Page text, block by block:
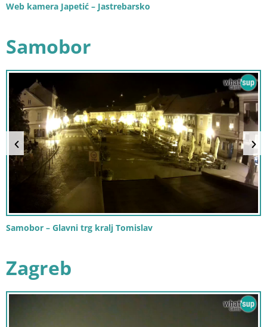
Web kamera Japetić – Jastrebarsko
Samobor
Samobor – Glavni trg kralj Tomislav
Zagreb